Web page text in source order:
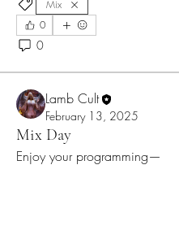
Mix
0
0
Lamb Cult
February 13, 2025
Mix Day
Enjoy your programming—